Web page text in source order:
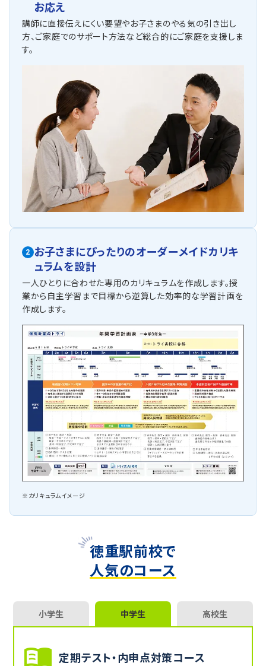
お応え
講師に直接伝えにくい要望やお子さまのやる気の引き出し
方、ご家庭でのサポート方法など総合的にご家庭を支援しま
す。
2 お子さまにぴったりのオーダーメイドカリキ
ュラムを設計
一人ひとりに合わせた専用のカリキュラムを作成します。授
業から自主学習まで目標から逆算した効率的な学習計画を
作成します。
※カリキュラムイメージ
徳重駅前校で
人気のコース
小学生 中学生 高校生
定期テスト・内申点対策コース